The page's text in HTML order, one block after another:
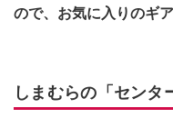
ので、お気に入りのギ
しまむらの「センタ